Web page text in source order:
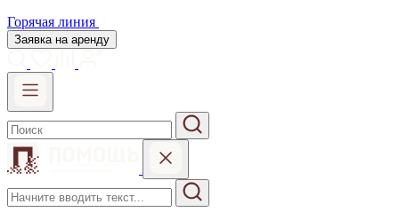
Горячая линия
Заявка на аренду